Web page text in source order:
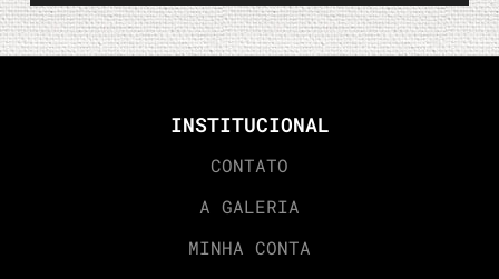
INSTITUCIONAL
CONTATO
A GALERIA
MINHA CONTA